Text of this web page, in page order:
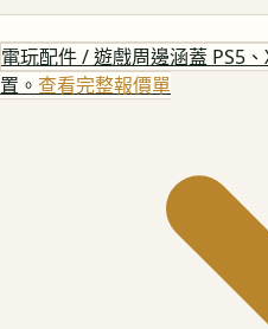
電玩配件 / 遊戲周邊涵蓋 PS5
置。 查看完整報價單